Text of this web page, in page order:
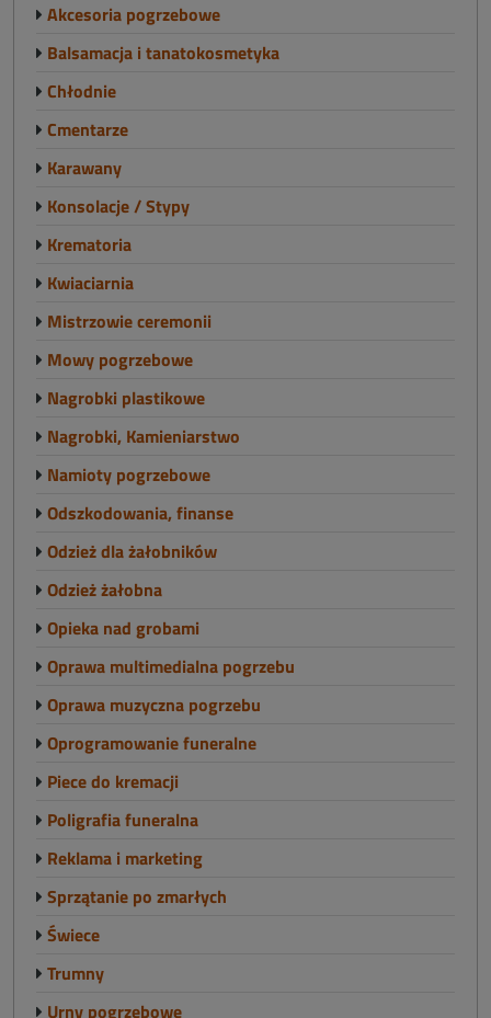
Akcesoria pogrzebowe
Balsamacja i tanatokosmetyka
Chłodnie
Cmentarze
Karawany
Konsolacje / Stypy
Krematoria
Kwiaciarnia
Mistrzowie ceremonii
Mowy pogrzebowe
Nagrobki plastikowe
Nagrobki, Kamieniarstwo
Namioty pogrzebowe
Odszkodowania, finanse
Odzież dla żałobników
Odzież żałobna
Opieka nad grobami
Oprawa multimedialna pogrzebu
Oprawa muzyczna pogrzebu
Oprogramowanie funeralne
Piece do kremacji
Poligrafia funeralna
Reklama i marketing
Sprzątanie po zmarłych
Świece
Trumny
Urny pogrzebowe